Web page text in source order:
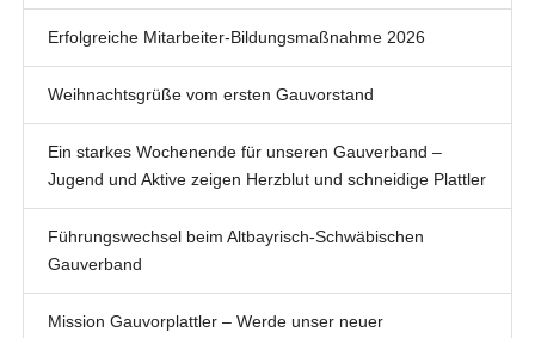
Erfolgreiche Mitarbeiter-Bildungsmaßnahme 2026
Weihnachtsgrüße vom ersten Gauvorstand
Ein starkes Wochenende für unseren Gauverband –
Jugend und Aktive zeigen Herzblut und schneidige Plattler
Führungswechsel beim Altbayrisch-Schwäbischen
Gauverband
Mission Gauvorplattler – Werde unser neuer